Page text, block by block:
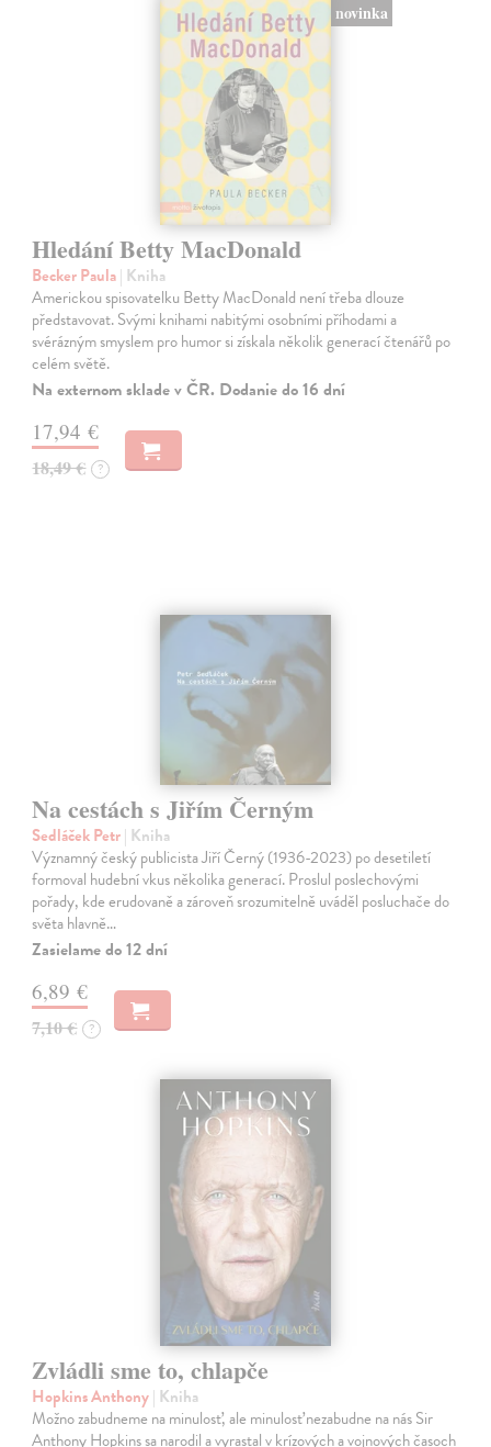
novinka
Hledání Betty MacDonald
Becker Paula| Kniha
Americkou spisovatelku Betty MacDonald není třeba dlouze
představovat. Svými knihami nabitými osobními příhodami a
svérázným smyslem pro humor si získala několik generací čtenářů po
celém světě.
Na externom sklade v ČR. Dodanie do 16 dní
17,94 €
18,49 € ?
Na cestách s Jiřím Černým
Sedláček Petr| Kniha
Významný český publicista Jiří Černý (1936-2023) po desetiletí
formoval hudební vkus několika generací. Proslul poslechovými
pořady, kde erudovaně a zároveň srozumitelně uváděl posluchače do
světa hlavně…
Zasielame do 12 dní
6,89 €
7,10 € ?
Zvládli sme to, chlapče
Hopkins Anthony| Kniha
Možno zabudneme na minulosť, ale minulosť nezabudne na nás Sir
Anthony Hopkins sa narodil a vyrastal v krízových a vojnových časoch